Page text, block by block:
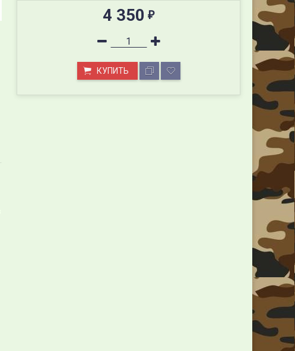
Манок PRIMOS Still Cottonail Rabbit на хищника-крик кролика, материал-
4 350 ₽
КУПИТЬ